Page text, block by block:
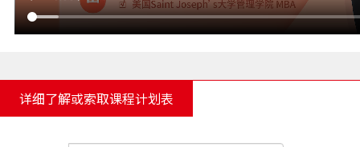
详细了解或索取课程计划表